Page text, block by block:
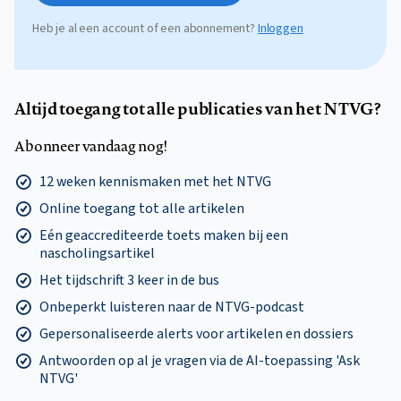
Heb je al een account of een abonnement? Inloggen
Altijd toegang tot alle publicaties van het NTVG?
Abonneer vandaag nog!
12 weken kennismaken met het NTVG
Online toegang tot alle artikelen
Eén geaccrediteerde toets maken bij een
nascholingsartikel
Het tijdschrift 3 keer in de bus
Onbeperkt luisteren naar de NTVG-podcast
Gepersonaliseerde alerts voor artikelen en dossiers
Antwoorden op al je vragen via de AI-toepassing 'Ask
NTVG'